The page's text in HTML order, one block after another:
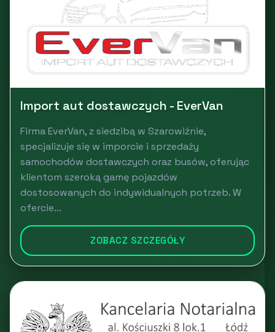
Import aut dostawczych - EverVan
Firma EverVan, z siedzibą w Szarowiźnie,
specjalizuje się w imporcie i sprzedaży
samochodów dostawczych oraz busów, oferując
klientom szeroką gamę pojazdów
dostosowanych do indywidualnych potrzeb. W
ofercie...
ZOBACZ SZCZEGÓŁY